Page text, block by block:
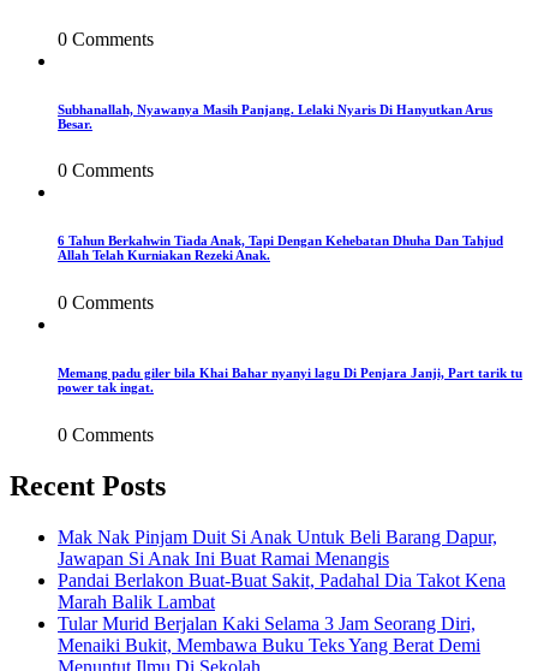
0 Comments
Subhanallah, Nyawanya Masih Panjang. Lelaki Nyaris Di Hanyutkan Arus
Besar.
0 Comments
6 Tahun Berkahwin Tiada Anak, Tapi Dengan Kehebatan Dhuha Dan Tahjud
Allah Telah Kurniakan Rezeki Anak.
0 Comments
Memang padu giler bila Khai Bahar nyanyi lagu Di Penjara Janji, Part tarik tu
power tak ingat.
0 Comments
Recent Posts
Mak Nak Pinjam Duit Si Anak Untuk Beli Barang Dapur,
Jawapan Si Anak Ini Buat Ramai Menangis
Pandai Berlakon Buat-Buat Sakit, Padahal Dia Takot Kena
Marah Balik Lambat
Tular Murid Berjalan Kaki Selama 3 Jam Seorang Diri,
Menaiki Bukit, Membawa Buku Teks Yang Berat Demi